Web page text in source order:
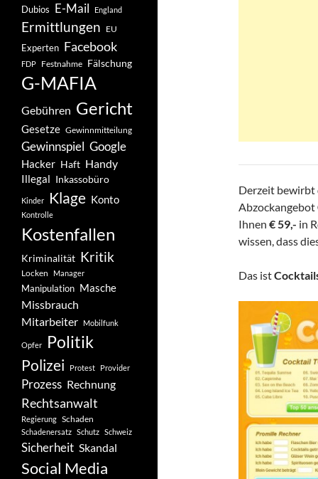
Derzeit bewirbt
Abzockangebot
Ihnen € 59,- in
wissen, dass
Das ist
Dubios E-Mail England
Ermittlungen EU
Experten Facebook
FDP Festnahme Fälschung
G-MAFIA
Gebühren Gericht
Gesetze Gewinnmitteilung
Gewinnspiel Google
Hacker Haft Handy
Illegal Inkassobüro
Kinder Klage Konto
Kontrolle
Kostenfallen
Kriminalität Kritik
Locken Manager
Manipulation Masche
Missbrauch
Mitarbeiter
Mobilfunk
Opfer Politik
Polizei Protest Provider
Prozess Rechnung
Rechtsanwalt
Regierung Schaden
Schadenersatz Schutz Schweiz
Sicherheit Skandal
Social Media